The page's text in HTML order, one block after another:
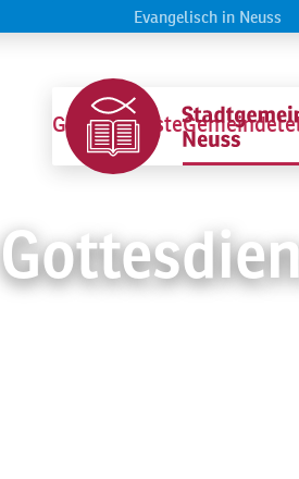
Startseite
Gottesdienste
Evangelisch in Neuss